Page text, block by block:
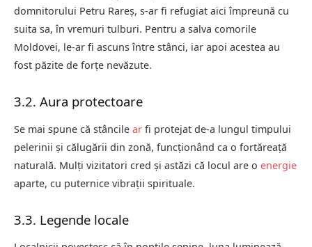
domnitorului Petru Rareș, s-ar fi refugiat aici împreună cu
suita sa, în vremuri tulburi. Pentru a salva comorile
Moldovei, le-ar fi ascuns între stânci, iar apoi acestea au
fost păzite de forțe nevăzute.
3.2. Aura protectoare
Se mai spune că stâncile ar fi protejat de-a lungul timpului
pelerinii și călugării din zonă, funcționând ca o fortăreață
naturală. Mulți vizitatori cred și astăzi că locul are o energie
aparte, cu puternice vibrații spirituale.
3.3. Legende locale